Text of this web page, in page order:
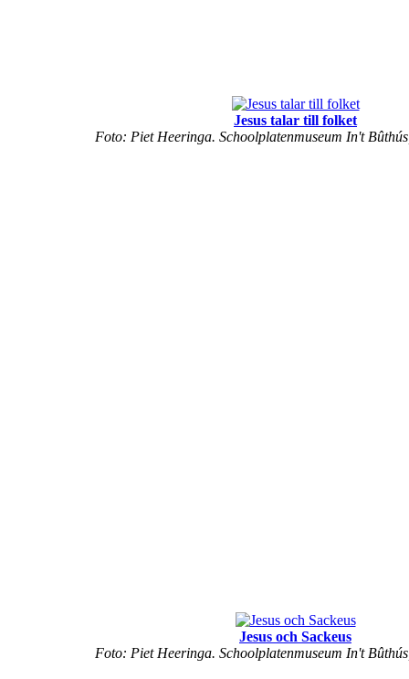
Jesus talar till folket
Foto: Piet Heeringa. Schoolplatenmuseum In't
Jesus och Sackeus
Foto: Piet Heeringa. Schoolplatenmuseum In't